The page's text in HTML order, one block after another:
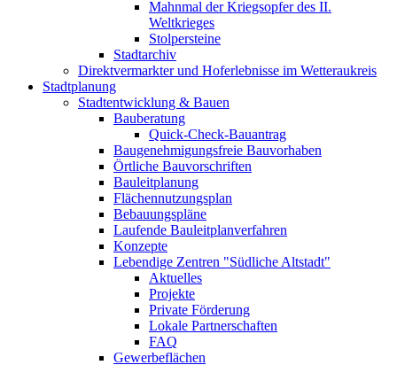
Mahnmal der Kriegsopfer des II.
Weltkrieges
Stolpersteine
Stadtarchiv
Direktvermarkter und Hoferlebnisse im Wetteraukreis
Stadtplanung
Stadtentwicklung & Bauen
Bauberatung
Quick-Check-Bauantrag
Baugenehmigungsfreie Bauvorhaben
Örtliche Bauvorschriften
Bauleitplanung
Flächennutzungsplan
Bebauungspläne
Laufende Bauleitplanverfahren
Konzepte
Lebendige Zentren "Südliche Altstadt"
Aktuelles
Projekte
Private Förderung
Lokale Partnerschaften
FAQ
Gewerbeflächen